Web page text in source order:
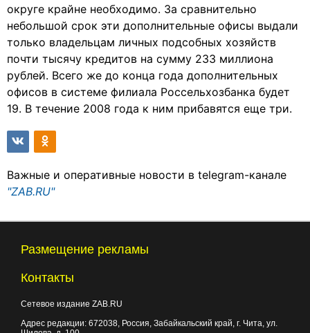
округе крайне необходимо. За сравнительно
небольшой срок эти дополнительные офисы выдали
только владельцам личных подсобных хозяйств
почти тысячу кредитов на сумму 233 миллиона
рублей. Всего же до конца года дополнительных
офисов в системе филиала Россельхозбанка будет
19. В течение 2008 года к ним прибавятся еще три.
Важные и оперативные новости в telegram-канале
"ZAB.RU"
Размещение рекламы
Контакты
Сетевое издание ZAB.RU
Адрес редакции: 672038, Россия, Забайкальский край, г. Чита, ул.